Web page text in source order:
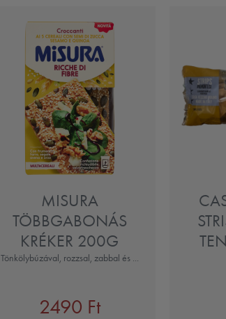
MISURA
TÖBBGABONÁS
KRÉKER 200G
Tönkölybúzával, rozzsal, zabbal és ...
2490 Ft